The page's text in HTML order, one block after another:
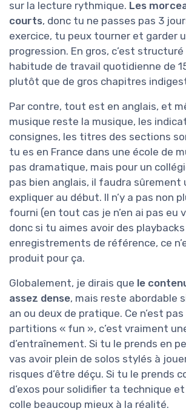
sur la lecture rythmique. Les
courts, donc tu ne passes pas 3
exercice, tu peux tourner et garder
progression. En gros, c’est
habitude de travail quotidienne de
plutôt que de gros chapitres
Par contre, tout est en anglais, et
musique reste la musique, les
consignes, les titres des sections
tu es en France dans une école de
pas dramatique, mais pour un
pas bien anglais, il faudra sûrement
expliquer au début. Il n’y a pas non
fourni (en tout cas je n’en ai pas eu
donc si tu aimes avoir des
enregistrements de référence, ce
produit pour ça.
Globalement, je dirais que le
assez dense, mais reste abordable
an ou deux de pratique. Ce n’est
partitions « fun », c’est vraiment
d’entraînement. Si tu le prends en
vas avoir plein de solos stylés à
risques d’être déçu. Si tu le prends
d’exos pour solidifier ta technique
colle beaucoup mieux à la réalité.